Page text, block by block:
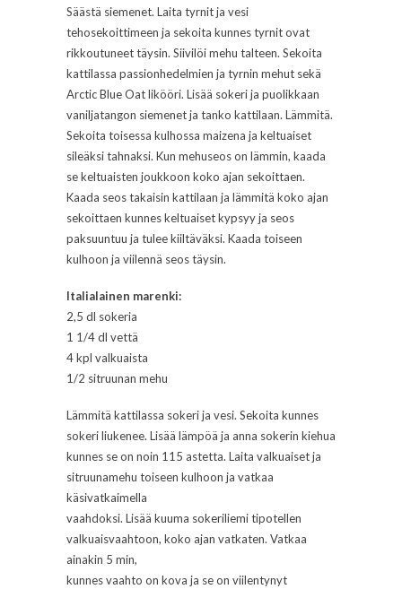
Säästä siemenet. Laita tyrnit ja vesi
tehosekoittimeen ja sekoita kunnes tyrnit ovat
rikkoutuneet täysin. Siivilöi mehu talteen. Sekoita
kattilassa passionhedelmien ja tyrnin mehut sekä
Arctic Blue Oat likööri. Lisää sokeri ja puolikkaan
vaniljatangon siemenet ja tanko kattilaan. Lämmitä.
Sekoita toisessa kulhossa maizena ja keltuaiset
sileäksi tahnaksi. Kun mehuseos on lämmin, kaada
se keltuaisten joukkoon koko ajan sekoittaen.
Kaada seos takaisin kattilaan ja lämmitä koko ajan
sekoittaen kunnes keltuaiset kypsyy ja seos
paksuuntuu ja tulee kiiltäväksi. Kaada toiseen
kulhoon ja viilennä seos täysin.
Italialainen marenki:
2,5 dl sokeria
1 1/4 dl vettä
4 kpl valkuaista
1/2 sitruunan mehu
Lämmitä kattilassa sokeri ja vesi. Sekoita kunnes
sokeri liukenee. Lisää lämpöä ja anna sokerin kiehua
kunnes se on noin 115 astetta. Laita valkuaiset ja
sitruunamehu toiseen kulhoon ja vatkaa
käsivatkaimella
vaahdoksi. Lisää kuuma sokeriliemi tipotellen
valkuaisvaahtoon, koko ajan vatkaten. Vatkaa
ainakin 5 min,
kunnes vaahto on kova ja se on viilentynyt